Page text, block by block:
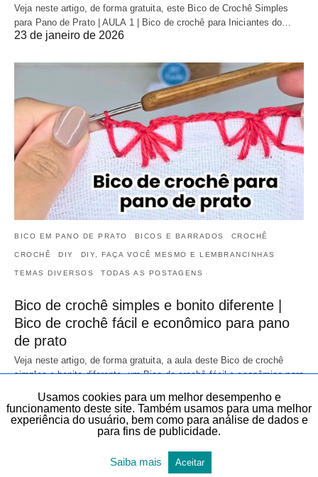
Veja neste artigo, de forma gratuita, este Bico de Crochê Simples
para Pano de Prato | AULA 1 | Bico de crochê para Iniciantes do…
23 de janeiro de 2026
BICO EM PANO DE PRATO BICOS E BARRADOS CROCHÊ
CROCHÊ DIY DIY, FAÇA VOCÊ MESMO E LEMBRANCINHAS
TEMAS DIVERSOS TODAS AS POSTAGENS
Bico de crochê simples e bonito diferente |
Bico de crochê fácil e econômico para pano
de prato
Veja neste artigo, de forma gratuita, a aula deste Bico de crochê
simples e bonito diferente, um Bico de crochê fácil e econômico para
9 de janeiro de 2026
Usamos cookies para um melhor desempenho e
funcionamento deste site. Também usamos para uma melhor
experiência do usuário, bem como para análise de dados e
para fins de publicidade.
Saiba mais Aceitar